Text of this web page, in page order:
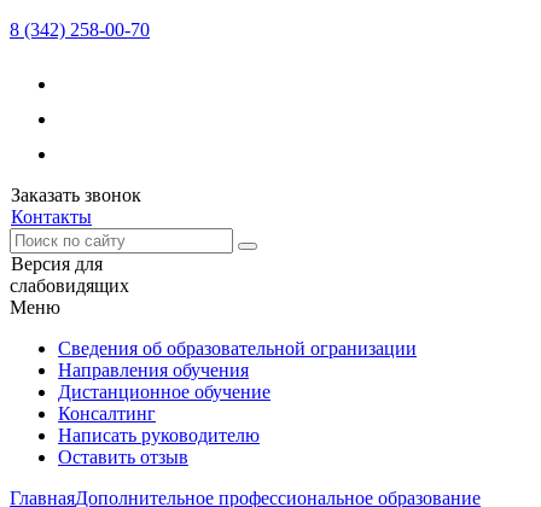
8 (342) 258-00-70
Заказать звонок
Контакты
Версия для
слабовидящих
Меню
Сведения об образовательной огранизации
Направления обучения
Дистанционное обучение
Консалтинг
Написать руководителю
Оставить отзыв
ГлавнаяДополнительное профессиональное образование